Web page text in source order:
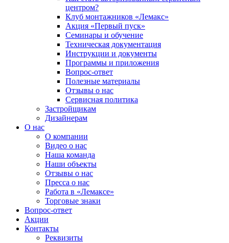
центром?
Клуб монтажников «Лемакс»
Акция «Первый пуск»
Семинары и обучение
Техническая документация
Инструкции и документы
Программы и приложения
Вопрос-ответ
Полезные материалы
Отзывы о нас
Сервисная политика
Застройщикам
Дизайнерам
О нас
О компании
Видео о нас
Наша команда
Наши объекты
Отзывы о нас
Пресса о нас
Работа в «Лемаксе»
Торговые знаки
Вопрос-ответ
Акции
Контакты
Реквизиты